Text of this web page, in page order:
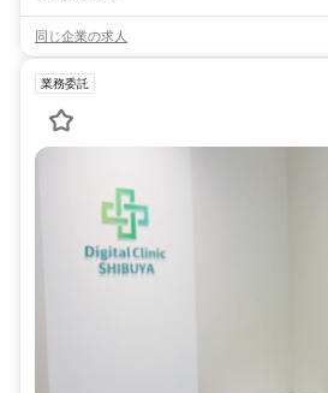
同じ企業の求人
業務委託